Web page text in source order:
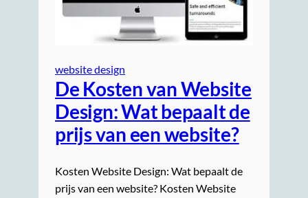
website design
De Kosten van Website
Design: Wat bepaalt de
prijs van een website?
Kosten Website Design: Wat bepaalt de
prijs van een website? Kosten Website